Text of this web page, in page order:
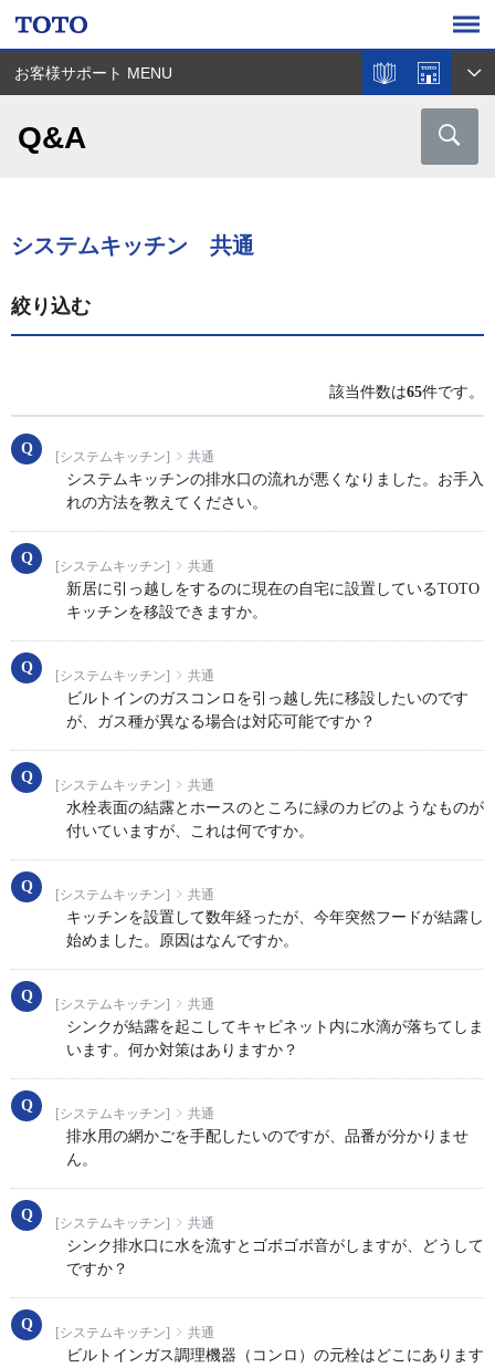
お客様サポート MENU
Q&A
システムキッチン 共通
絞り込む
該当件数は65件です。
[システムキッチン] 共通
システムキッチンの排水口の流れが悪くなりました。お手入
れの方法を教えてください。
[システムキッチン] 共通
新居に引っ越しをするのに現在の自宅に設置しているTOTO
キッチンを移設できますか。
[システムキッチン] 共通
ビルトインのガスコンロを引っ越し先に移設したいのです
が、ガス種が異なる場合は対応可能ですか？
[システムキッチン] 共通
水栓表面の結露とホースのところに緑のカビのようなものが
付いていますが、これは何ですか。
[システムキッチン] 共通
キッチンを設置して数年経ったが、今年突然フードが結露し
始めました。原因はなんですか。
[システムキッチン] 共通
シンクが結露を起こしてキャビネット内に水滴が落ちてしま
います。何か対策はありますか？
[システムキッチン] 共通
排水用の網かごを手配したいのですが、品番が分かりませ
ん。
[システムキッチン] 共通
シンク排水口に水を流すとゴボゴボ音がしますが、どうして
ですか？
[システムキッチン] 共通
ビルトインガス調理機器（コンロ）の元栓はどこにあります